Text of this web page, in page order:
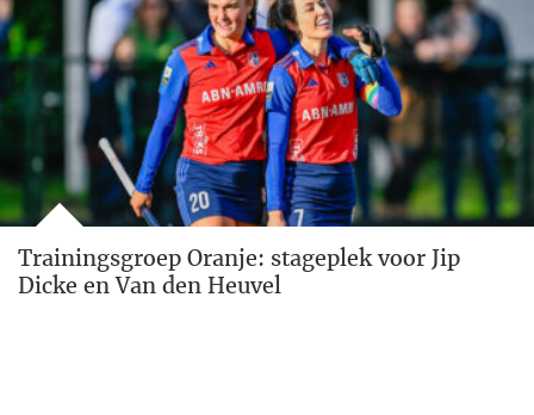
Trainingsgroep Oranje: stageplek voor Jip
Dicke en Van den Heuvel